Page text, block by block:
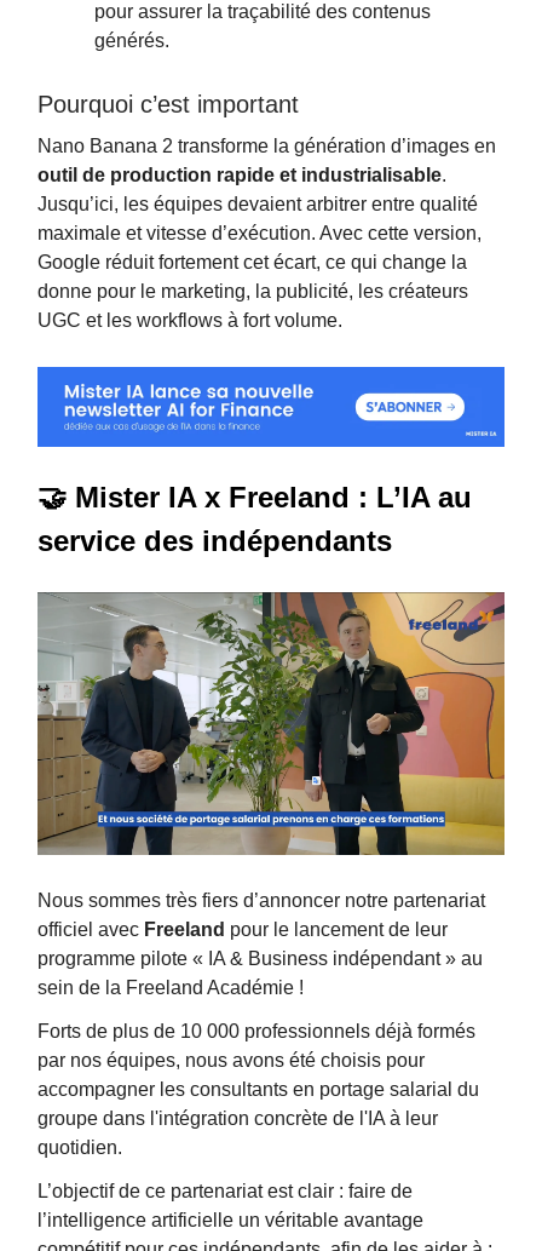
pour assurer la traçabilité des contenus
générés.
Pourquoi c’est important
Nano Banana 2 transforme la génération d’images en
outil de production rapide et industrialisable.
Jusqu’ici, les équipes devaient arbitrer entre qualité
maximale et vitesse d’exécution. Avec cette version,
Google réduit fortement cet écart, ce qui change la
donne pour le marketing, la publicité, les créateurs
UGC et les workflows à fort volume.
🤝 Mister IA x Freeland : L’IA au
service des indépendants
Nous sommes très fiers d’annoncer notre partenariat
officiel avec Freeland pour le lancement de leur
programme pilote « IA & Business indépendant » au
sein de la Freeland Académie !
Forts de plus de 10 000 professionnels déjà formés
par nos équipes, nous avons été choisis pour
accompagner les consultants en portage salarial du
groupe dans l'intégration concrète de l'IA à leur
quotidien.
L’objectif de ce partenariat est clair : faire de
l’intelligence artificielle un véritable avantage